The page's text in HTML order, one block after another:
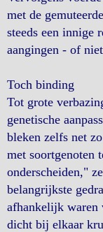
met de
steeds een innige
aangingen - of
Toch binding
Tot grote
genetische
bleken zelfs net
met soortgenoten
onderscheiden,"
belangrijkste
afhankelijk waren
dicht bij elkaar